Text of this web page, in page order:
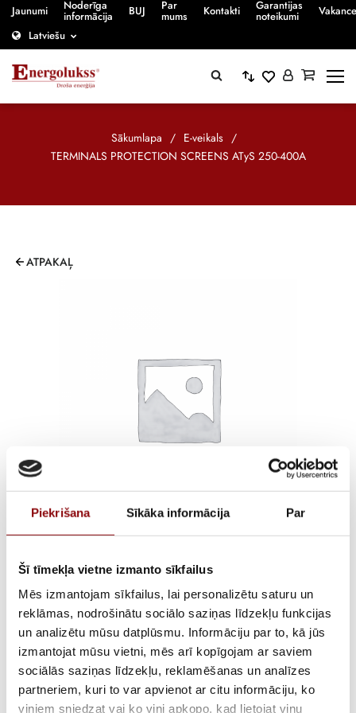
Piekrišana Sīkāka informācija Par
Šī tīmekļa vietne izmanto sīkfailus
Mēs izmantojam sīkfailus, lai personalizētu saturu un
reklāmas, nodrošinātu sociālo saziņas līdzekļu funkcijas
un analizētu mūsu datplūsmu. Informāciju par to, kā jūs
izmantojat mūsu vietni, mēs arī kopīgojam ar saviem
sociālās saziņas līdzekļu, reklamēšanas un analīzes
partneriem, kuri to var apvienot ar citu informāciju, ko
viņiem sniedzat vai ko viņi apkopo, kad lietojat viņu
Jaunumi Noderīga
informācija BUJ Par
mums Kontakti Garantijas
noteikumi
Latviešu
Sākumlapa / E-veikals /
TERMINALS PROTECTION SCREENS ATyS 250-400A
ATPAKAĻ
TERMINALS
PROTECTION SCREENS
ATyS 250-400A
€17,71
ar PVN
ATLIKUMS Pieejams pēc pasūtījuma